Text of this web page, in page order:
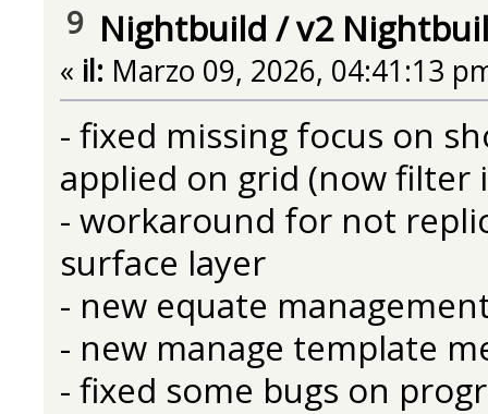
9 Nightbuild /v2
« il: Marzo 09, 2026, 04:41:13
- fixed missing focus on
applied on grid (now filter
- workaround for not
surface layer
- new equate
- new manage template
- fixed some bugs on